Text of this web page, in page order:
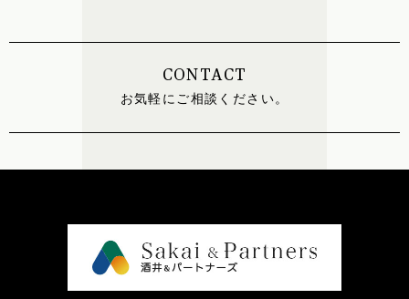
CONTACT
お気軽にご相談ください。